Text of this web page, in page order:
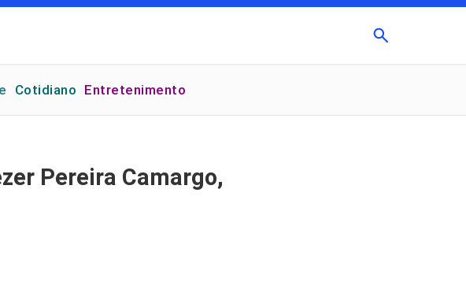
Buscar
Cotidiano Entretenimento
Pereira Camargo,